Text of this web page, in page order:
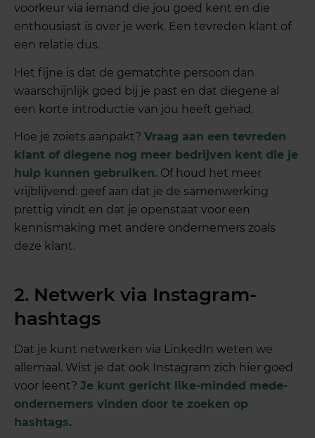
voorkeur via iemand die jou goed kent en die
enthousiast is over je werk. Een tevreden klant of
een relatie dus.
Het fijne is dat de gematchte persoon dan
waarschijnlijk goed bij je past en dat diegene al
een korte introductie van jou heeft gehad.
Hoe je zoiets aanpakt?Vraag aan een tevreden
klant of diegene nog meer bedrijven kent die je
hulp kunnen gebruiken. Of houd het meer
vrijblijvend: geef aan dat je de samenwerking
prettig vindt en dat je openstaat voor een
kennismaking met andere ondernemers zoals
deze klant.
2. Netwerk via Instagram-
hashtags
Dat je kunt netwerken via LinkedIn weten we
allemaal. Wist je dat ook Instagram zich hier goed
voor leent?Je kunt gericht like-minded mede-
ondernemers vinden door te zoeken op
hashtags.